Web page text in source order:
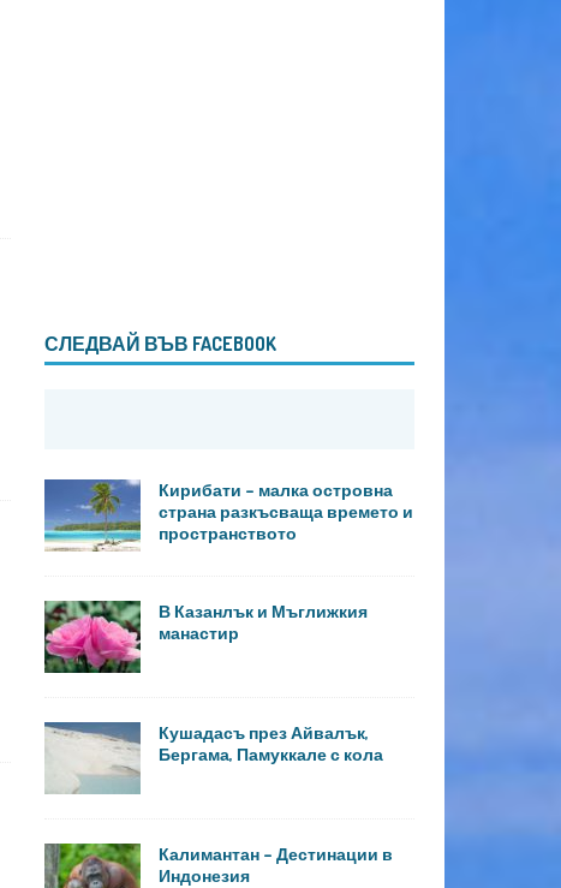
СЛЕДВАЙ ВЪВ FACEBOOK
Кирибати – малка островна
страна разкъсваща времето и
пространството
В Казанлък и Мъглижкия
манастир
Кушадасъ през Айвалък,
Бергама, Памуккале с кола
Калимантан – Дестинации в
Индонезия